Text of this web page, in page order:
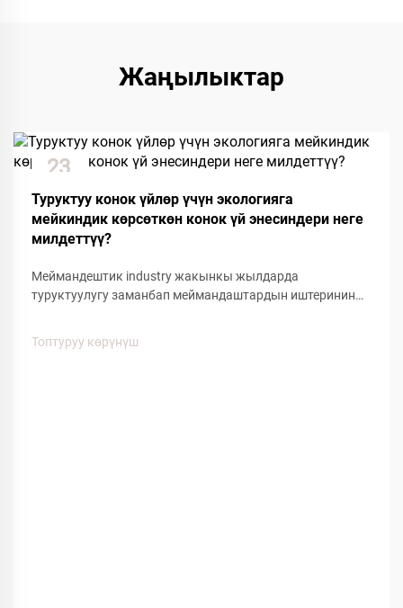
Жаңылыктар
23
Туруктуу конок үйлөр үчүн экологияга
мейкиндик көрсөткөн конок үй энесиндери неге
милдеттүү?
Меймандештик industry жакынкы жылдарда
туруктуулугу заманбап меймандаштардын иштеринин
жоопкерчиликтүн бир тенденция гана эмес, бирок
Топтуруу көрүнүш